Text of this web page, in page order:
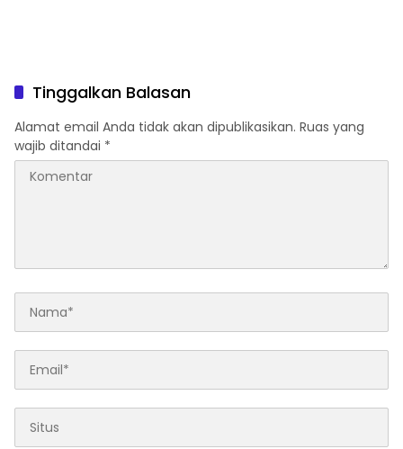
Tinggalkan Balasan
Alamat email Anda tidak akan dipublikasikan. Ruas yang
wajib ditandai *